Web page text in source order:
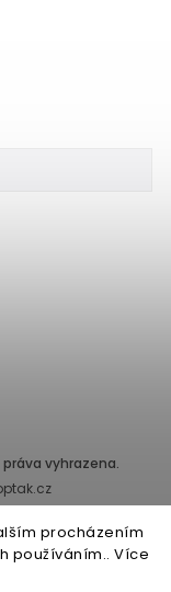
procházením
používáním.. Více
práva vyhrazena.
Pernerova
vedeném Městským